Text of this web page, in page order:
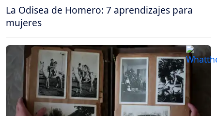
La Odisea de Homero: 7 aprendizajes para
mujeres